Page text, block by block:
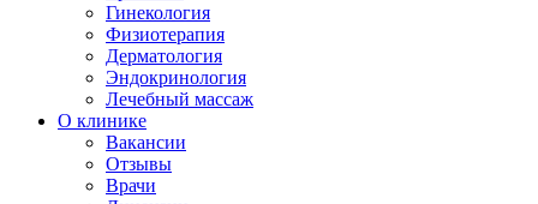
Гинекология
Физиотерапия
Дерматология
Эндокринология
Лечебный массаж
О клинике
Вакансии
Отзывы
Врачи